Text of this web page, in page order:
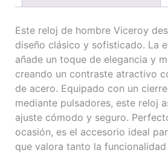
Este reloj de hombre Viceroy
diseño clásico y sofisticado. La
añade un toque de elegancia y
creando un contraste atractivo
de acero. Equipado con un
mediante pulsadores, este reloj
ajuste cómodo y seguro.
ocasión, es el accesorio ideal
que valora tanto la